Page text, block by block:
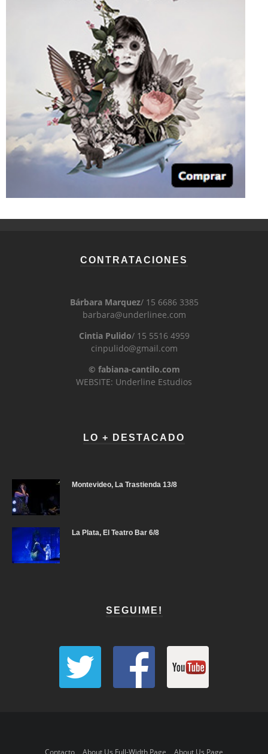
CONTRATACIONES
Bárbara Marquez/ 15 6686 3385
barbara@underlinee.com
Cintia Pulido/ 15 5516 4959
cinpulido@gmail.com
© fabiana-cantilo.com
WEBSITE: Underline Estudios
LO + DESTACADO
Montevideo, La Trastienda 13/8
La Plata, El Teatro Bar 6/8
SEGUIME!
Contacto About Us Full-Width Page About Us Page